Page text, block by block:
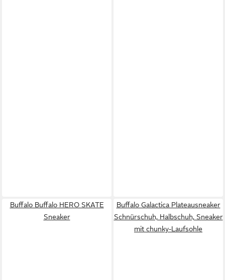
Buffalo Buffalo HERO SKATE
Sneaker
Buffalo Galactica Plateausneaker
Schnürschuh, Halbschuh, Sneaker
mit chunky-Laufsohle